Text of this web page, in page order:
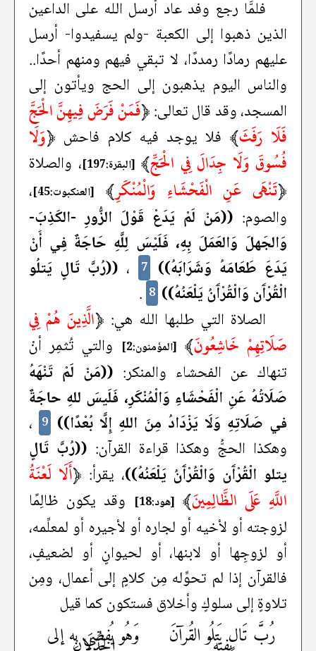
فلمَّا رجع وفد عاد أرسل الله على الداعين
الذين ذهبوا إلى الكعبة -ولم يسفيدوا- أرسل
عليهم رمادًا رمددًا، لا تبقي فيهم ومنهم أحدًا..
والناس اليوم يذهبون إلى الحج ويأتون إلى
المسجد، وقد قال تعالى:﴿فَمَنْ فَرَضَ فِيهِنَّ الْحَجَّ
فَلَا رَفَثَ﴾ فلا يوجد فيه كلام فاحش ﴿وَلَا
فُسُوقَ وَلَا جِدَالَ فِي الْحَجِّ﴾ [البقرة:197] ، والصلاة
﴿تَنْهَى عَنِ الْفَحْشَاءِ وَالْمُنْكَرِ﴾ [العنكبوت:45]
،
والصوم: ((مَنْ لَمْ يَدَعْ قَوْلَ الزُّورِ -الكَذِبَ-
وَالجَهلَ وَالعَمَلَ بِهِ، فَلَيْسَ لِلَّهِ حَاجَةٌ فِي أَنْ
يَدَعَ طَعَامَهُ وَشَرَابَهُ)) 7 ، ((رُبَّ تَالٍ يَتلُو
الْقُرْآَن وَالْقُرْآَنُ يَلْعَنُهُ)) 8
.
الصلاة التي طلبها الله هي: ﴿الَّذِينَ هُمْ فِي
صَلَاتِهِمْ خَاشِعُونَ﴾ [المؤمنون:2]
والتي تُثمِر أنْ
تنهاك عن الفحشاء والمنكر: ((مَنْ لَمْ تَنْهَهُ
صَلَاتُهُ عَنِ الْفَحْشَاءِ وَالْمُنْكَرِ، فَلَيسَ للهِ حاجَةٌ
في صَلَاتِهِ وَلَا يَزْدَادُ مِنَ اللهِ إِلَّا بُعْدًا)) 9 ،
وهكذا الحجُّ وهكذا قراءة القرآن: ((رُبَّ تَالٍ
يتلو الْقُرْآَن وَالْقُرْآَنُ يَلْعَنُهُ))، يقرأ: ﴿أَلَا لَعْنَةُ
اللَّهِ عَلَى الظَّالِمِينَ﴾ [هود:18]
وقد يكون ظالِمًا
لزوجته أو لأخيه أو لجاره أو لأجيره أو لمعلِّمه،
أو لزوجِها أو لابنها، أو لحيوانٍ أو لضعيفٍ،
فالقرآن إذا لم تحوِّله مِن كلامٍ إلى أعمال، ومِن
تلاوةٍ إلى سلوكٍ وأخلاق فستكون كما قيل
رُبَّ تَالٍ يَتلُو القُرآنَ وَهُو يُفضِي بِه إلى